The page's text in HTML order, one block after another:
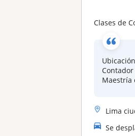
Clases de Contabilidad y
Maestría
Lima
Se